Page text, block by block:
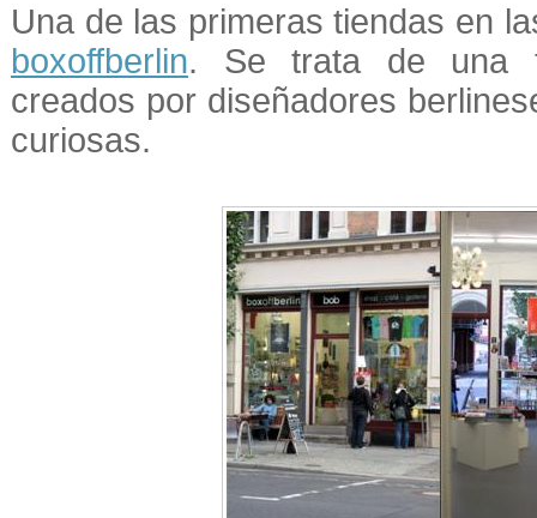
Una de las primeras tiendas en
boxoffberlin. Se trata de una
creados por diseñadores
curiosas.